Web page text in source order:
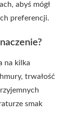
abyś mógł
preferencji.
na kilka
trwałość
smak